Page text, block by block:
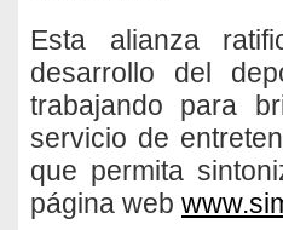
Esta alianza
desarrollo del
trabajando para
servicio de
que permita
página web